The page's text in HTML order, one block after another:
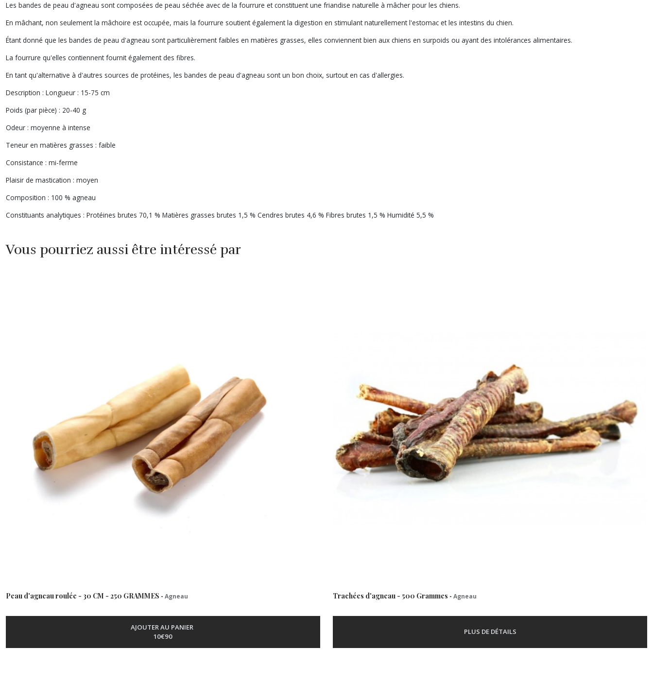
Les bandes de peau d'agneau sont composées de peau séchée avec de la fourrure et constituent une friandise naturelle à mâcher pour les chiens.
En mâchant, non seulement la mâchoire est occupée, mais la fourrure soutient également la digestion en stimulant naturellement l'estomac et les intestins du chien.
Étant donné que les bandes de peau d'agneau sont particulièrement faibles en matières grasses, elles conviennent bien aux chiens en surpoids ou ayant des intolérances alimentaires.
La fourrure qu'elles contiennent fournit également des fibres.
En tant qu'alternative à d'autres sources de protéines, les bandes de peau d'agneau sont un bon choix, surtout en cas d'allergies.
Description : Longueur : 15-75 cm
Poids (par pièce) : 20-40 g
Odeur : moyenne à intense
Teneur en matières grasses : faible
Consistance : mi-ferme
Plaisir de mastication : moyen
Composition : 100 % agneau
Constituants analytiques : Protéines brutes 70,1 % Matières grasses brutes 1,5 % Cendres brutes 4,6 % Fibres brutes 1,5 % Humidité 5,5 %
Vous pourriez aussi être intéressé par
Peau d'agneau roulée - 30 CM - 250 GRAMMES - Agneau
AJOUTER AU PANIER
10€90
Trachées d'agneau - 500 Grammes -Agneau
PLUS DE DÉTAILS